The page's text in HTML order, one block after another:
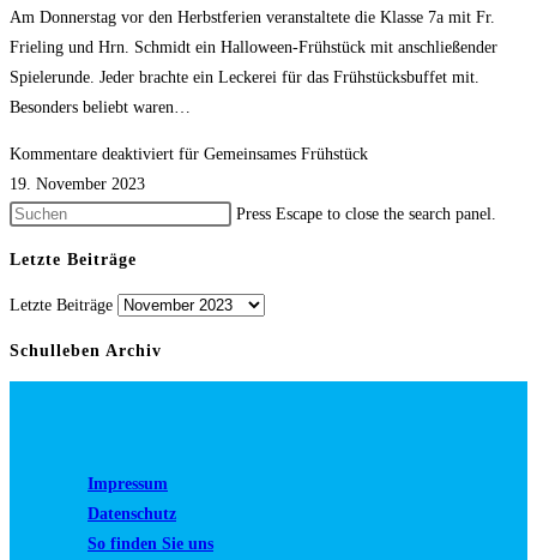
Am Donnerstag vor den Herbstferien veranstaltete die Klasse 7a mit Fr.
Frieling und Hrn. Schmidt ein Halloween-Frühstück mit anschließender
Spielerunde. Jeder brachte ein Leckerei für das Frühstücksbuffet mit.
Besonders beliebt waren…
Kommentare deaktiviert für Gemeinsames Frühstück
19. November 2023
Press Escape to close the search panel.
Letzte Beiträge
Letzte Beiträge
Schulleben Archiv
Impressum
Datenschutz
So finden Sie uns